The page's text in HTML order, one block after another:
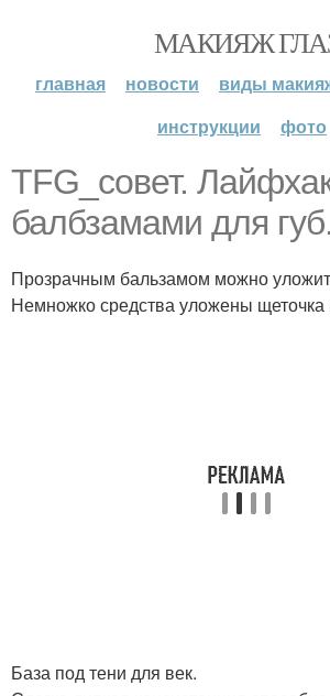
МАКИЯЖ
главная новости виды
инструкции
фото
TFG_совет.
балбзамами для губ.
Прозрачным бальзамом можно
Немножко средства уложены щеточка
База под тени для век.